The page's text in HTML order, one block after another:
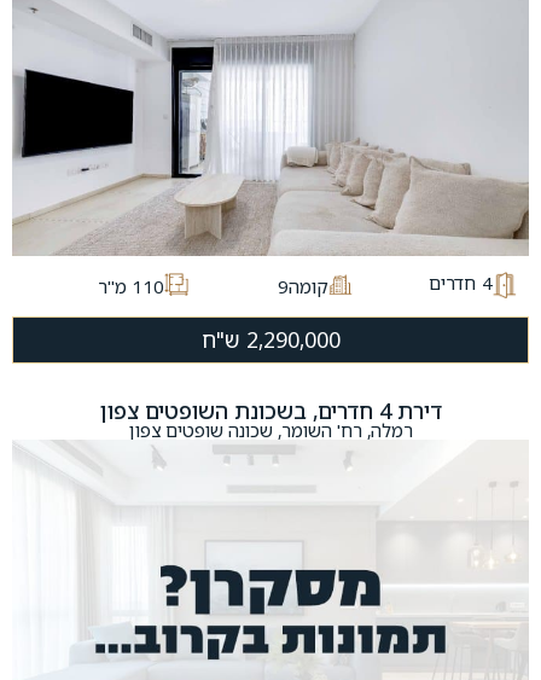
4 חדרים קומה9 110 מ"ר
2,290,000 ש"ח
דירת 4 חדרים, בשכונת השופטים צפון
רמלה, רח' השומר, שכונה שופטים צפון